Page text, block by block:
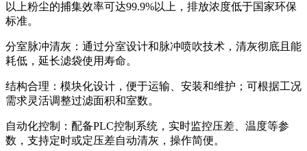
以上粉尘的捕集效率可达99.9%以上，排放浓度低于国家环保
标准。
分室脉冲清灰：通过分室设计和脉冲喷吹技术，清灰彻底且能
耗低，延长滤袋使用寿命。
结构合理：模块化设计，便于运输、安装和维护；可根据工况
需求灵活调整过滤面积和室数。
自动化控制：配备PLC控制系统，实时监控压差、温度等参
数，支持定时或定压差自动清灰，操作简便。